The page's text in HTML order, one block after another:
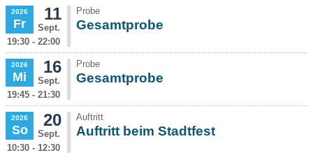
2026
Fr
11
Sept.
19:30 - 22:00
Gesamtprobe
Probe
2026
Mi
16
Sept.
19:45 - 21:30
Gesamtprobe
Probe
2026
So
20
Sept.
10:30 - 12:30
Auftritt beim Stadtfest
Auftritt